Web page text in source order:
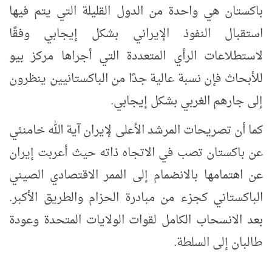
باكستان هي واحدة من الدول القليلة التي يتم فيها
استقبال النفوذ الإيراني بشكل إيجابي وفقًا
لاستطلاعات الرأي المتعددة التي أجراها مركز بيو
للأبحاث فإن نسبة عالية جدًا من الباكستانيين ينظرون
إلى جارهم الغربي بشكل إيجابي.
كما أن تصريحات المرشد الأعلى لإيران آية الله خامنئي
عن باكستان تصب في الاتجاه ذاته حيث أعربت إيران
عن اهتمامها بالانضمام إلى الممر الاقتصادي الصيني
الباكستاني كجزء من مبادرة الحزام والطريق الأكبر.
بعد الانسحاب الكامل لقوات الولايات المتحدة وعودة
طالبان إلى السلطة.